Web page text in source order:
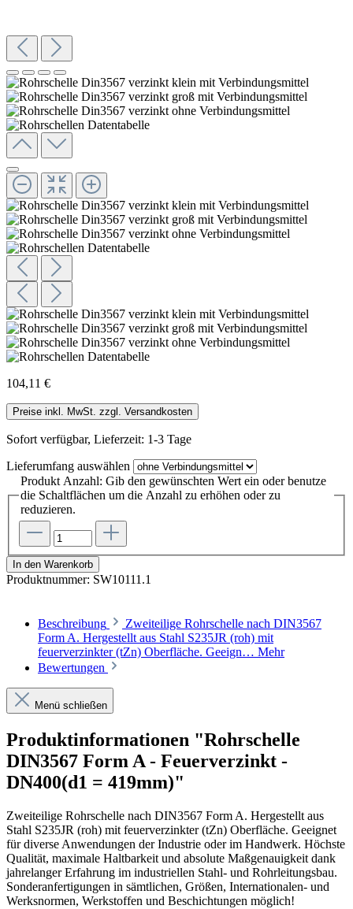
104,11 €
Preise inkl. MwSt. zzgl. Versandkosten
Sofort verfügbar, Lieferzeit: 1-3 Tage
Lieferumfang auswählen
Produkt Anzahl: Gib den gewünschten Wert ein oder benutze
die Schaltflächen um die Anzahl zu erhöhen oder zu
reduzieren.
In den Warenkorb
Produktnummer: SW10111.1
Beschreibung
Zweiteilige Rohrschelle nach DIN3567
Form A. Hergestellt aus Stahl S235JR (roh) mit
feuerverzinkter (tZn) Oberfläche. Geeign… Mehr
Bewertungen
Menü schließen
Produktinformationen "Rohrschelle
DIN3567 Form A - Feuerverzinkt -
DN400(d1 = 419mm)"
Zweiteilige Rohrschelle nach DIN3567 Form A. Hergestellt aus
Stahl S235JR (roh) mit feuerverzinkter (tZn) Oberfläche. Geeignet
für diverse Anwendungen der Industrie oder im Handwerk. Höchste
Qualität, maximale Haltbarkeit und absolute Maßgenauigkeit dank
jahrelanger Erfahrung im industriellen Stahl- und Rohrleitungsbau.
Sonderanfertigungen in sämtlichen, Größen, Internationalen- und
Werksnormen, Werkstoffen und Beschichtungen möglich!